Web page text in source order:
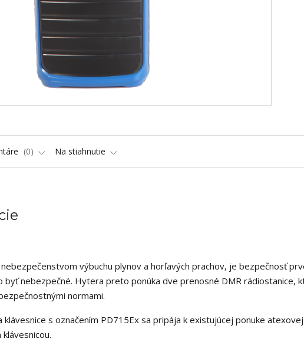
0 Na stiahnutie
výbuchu plynov a horľavých prachov, je bezpečnosť
byť nebezpečné. Hytera preto ponúka dve prenosné DMR rádiostanice,
normami.
s označením PD715Ex sa pripája k existujúcej ponuke atexovej